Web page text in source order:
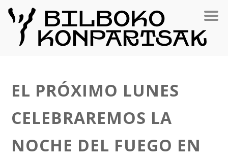
EL PRÓXIMO LUNES
CELEBRAREMOS LA
NOCHE DEL FUEGO EN